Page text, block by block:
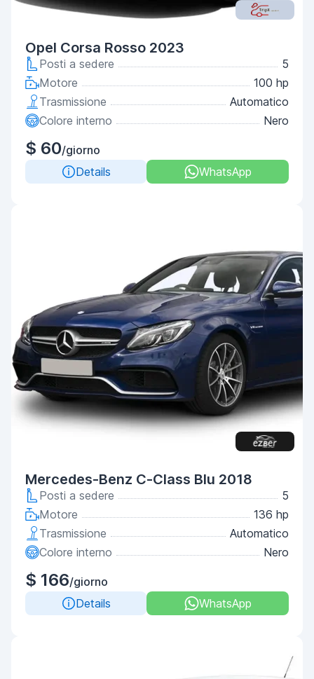
Opel Corsa Rosso 2023
Posti a sedere
5
Motore
100 hp
Trasmissione
Automatico
Colore interno
Nero
$ 60/giorno
Details
WhatsApp
Mercedes-Benz C-Class Blu 2018
Posti a sedere
5
Motore
136 hp
Trasmissione
Automatico
Colore interno
Nero
$ 166/giorno
Details
WhatsApp